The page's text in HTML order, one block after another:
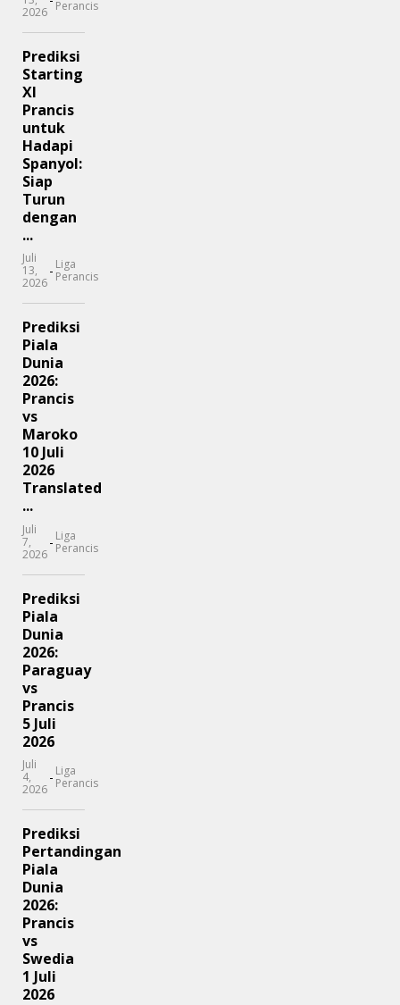
2026 Perancis
Prediksi
Starting
XI
Prancis
untuk
Hadapi
Spanyol:
Siap
Turun
dengan
...
Juli
13,
2026
- Liga
Perancis
Prediksi
Piala
Dunia
2026:
Prancis
vs
Maroko
10 Juli
2026
Translated
...
Juli
7,
2026
- Liga
Perancis
Prediksi
Piala
Dunia
2026:
Paraguay
vs
Prancis
5 Juli
2026
Juli
4,
2026
- Liga
Perancis
Prediksi
Pertandingan
Piala
Dunia
2026:
Prancis
vs
Swedia
1 Juli
2026